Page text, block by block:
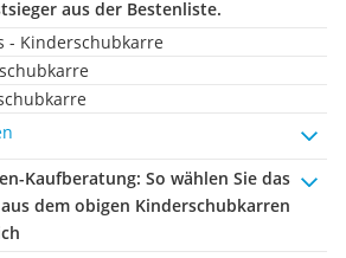
aus der Bestenliste.
- Kinderschubkarre
Kaufberatung: So wählen Sie das
dem obigen Kinderschubkarren